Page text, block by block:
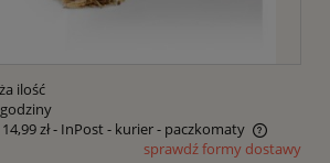
ilość
zł- InPost - kurier - paczkomaty
ewentualnych kosztów płatnościsprawdź formy dostawy